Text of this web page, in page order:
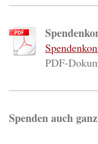
PDF-
Spenden auch